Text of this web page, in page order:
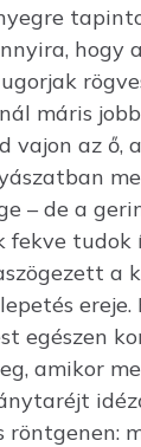
hogy
máris
vajon az ő,
– de a
fekve tudok
a
ereje.
egészen
amikor
röntgenen: